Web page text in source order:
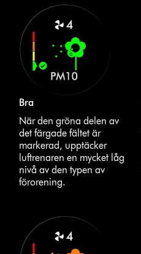
Bra
När den gröna delen av
det färgade fältet är
markerad, upptäcker
luftrenaren en mycket låg
nivå av den typen av
förorening.